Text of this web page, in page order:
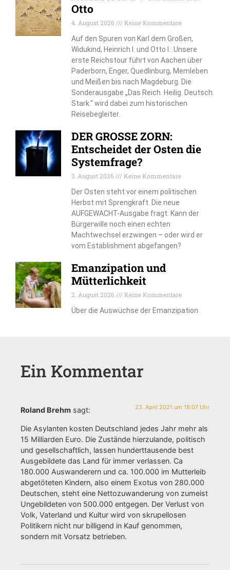
Otto
4. August 2026
Keine Kommentare
Auf den Spuren von Karl dem Großen,
Widukind, Heinrich I. und Otto I.: Unsere
erste Reichstour führt von Aachen über
Paderborn, Enger, Quedlinburg, Memleben
und Meißen bis nach Magdeburg. Die
Sonderausgabe „Das Reich. Heilig. Deutsch.
Stark.“ wird dabei zum historischen
Reisebegleiter.
DER GROSSE ZORN:
Entscheidet der Osten die
Systemfrage?
3. August 2026
Keine Kommentare
Der Osten steht vor einem politischen
Herbst mit Sprengkraft. Die neue
AUFGEWACHT-Ausgabe fragt: Kann der
Bürgerwille noch einen echten
Machtwechsel erzwingen – oder wird er
vom Establishment abgefangen?
Emanzipation und
Mütterlichkeit
2. August 2026
Keine Kommentare
Über die Auswüchse der Emanzipation
Ein Kommentar
Roland Brehm sagt: 23. April 2021 um 18:07 Uhr
Die Asylanten kosten Deutschland jedes Jahr mehr als
15 Milliarden Euro. Die Zustände hierzulande, politisch
und gesellschaftlich, lassen hunderttausende best
Ausgebildete das Land für immer verlassen. Ca
180.000 Auswanderern und ca. 100.000 im Mutterleib
abgetöteten Kindern, also einem Exotus von 280.000
Deutschen, steht eine Nettozuwanderung von zumeist
Ungebildeten von 500.000 entgegen. Der Verlust von
Volk, Vaterland und Kultur wird von skrupellosen
Politikern nicht nur billigend in Kauf genommen,
sondern mit Vorsatz betrieben.